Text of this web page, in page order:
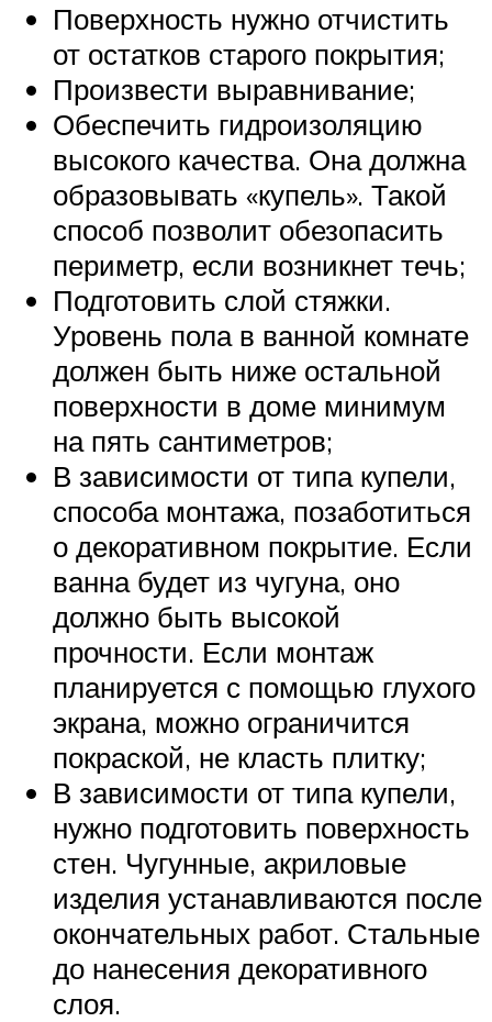
Поверхность нужно отчистить
от остатков старого покрытия;
Произвести выравнивание;
Обеспечить гидроизоляцию
высокого качества. Она должна
образовывать «купель». Такой
способ позволит обезопасить
периметр, если возникнет течь;
Подготовить слой стяжки.
Уровень пола в ванной комнате
должен быть ниже остальной
поверхности в доме минимум
на пять сантиметров;
В зависимости от типа купели,
способа монтажа, позаботиться
о декоративном покрытие. Если
ванна будет из чугуна, оно
должно быть высокой
прочности. Если монтаж
планируется с помощью глухого
экрана, можно ограничится
покраской, не класть плитку;
В зависимости от типа купели,
нужно подготовить поверхность
стен. Чугунные, акриловые
изделия устанавливаются после
окончательных работ. Стальные
до нанесения декоративного
слоя.